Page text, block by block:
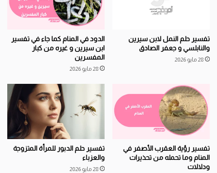
تفسير حلم النمل لابن سيرين
والنابلسي و جعفر الصادق
28 مايو 2026
الدود في المنام كما جاء في تفسير
ابن سيرين و غيره من كبار
المفسرين
28 مايو 2026
تفسير رؤية العقرب الأصفر في
المنام وما تحمله من تحذيرات
ودلالات
تفسير حلم الدبور للمرأة المتزوجة
والعزباء
28 مايو 2026